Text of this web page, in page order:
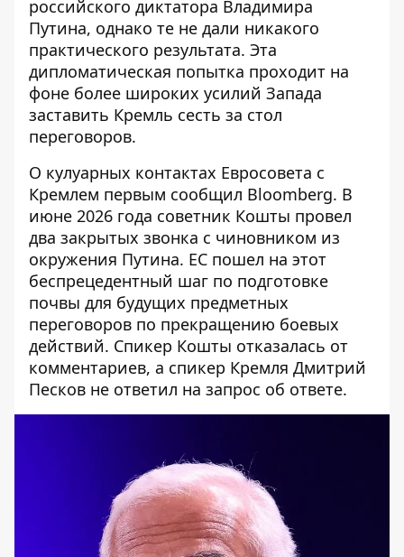
российского диктатора Владимира
Путина, однако те не дали никакого
практического результата. Эта
дипломатическая попытка проходит на
фоне более широких усилий Запада
заставить Кремль сесть за стол
переговоров.
О кулуарных контактах Евросовета с
Кремлем первым сообщил Bloomberg. В
июне 2026 года советник Кошты провел
два закрытых звонка с чиновником из
окружения Путина. ЕС пошел на этот
беспрецедентный шаг по подготовке
почвы для будущих предметных
переговоров по прекращению боевых
действий. Спикер Кошты отказалась от
комментариев, а спикер Кремля Дмитрий
Песков не ответил на запрос об ответе.